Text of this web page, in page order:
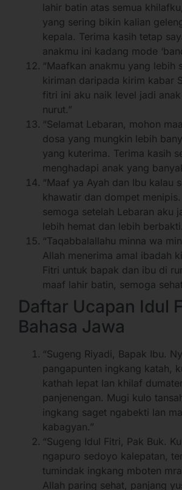
lahir batin atas semua
yang sering bikin kalian
kepala. Terima kasih tetap
anakmu ini kadang mode
“Maafkan anakmu yang lebih
kiriman daripada kirim kabar
fitri ini aku naik level jadi
nurut.”
“Selamat Lebaran, mohon
dosa yang mungkin lebih
yang kuterima. Terima kasih
menghadapi anak yang
“Maaf ya Ayah dan Ibu kalau
khawatir dan dompet
semoga setelah Lebaran aku
lebih hemat dan lebih
“Taqabbalallahu minna wa
Allah menerima amal ibadah
Fitri untuk bapak dan ibu di
maaf lahir batin, semoga
Daftar Ucapan Idul
Bahasa Jawa
“Sugeng Riyadi, Bapak Ibu.
pangapunten ingkang katah,
kathah lepat lan khilaf
panjenengan. Mugi kulo
ingkang saget ngabekti lan
kabagyan.”
“Sugeng Idul Fitri, Pak Buk.
ngapuro sedoyo kalepatan,
tumindak ingkang mboten
Allah paring sehat, panjang